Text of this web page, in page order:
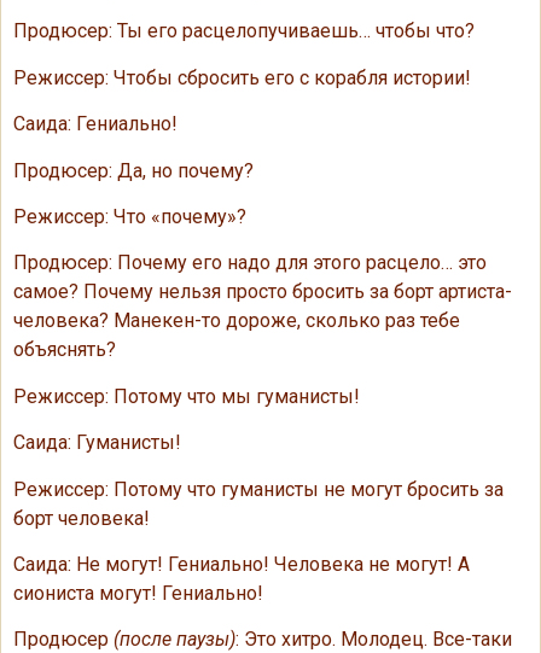
Продюсер: Ты его расцелопучиваешь… чтобы что?
Режиссер: Чтобы сбросить его с корабля истории!
Саида: Гениально!
Продюсер: Да, но почему?
Режиссер: Что «почему»?
Продюсер: Почему его надо для этого расцело… это
самое? Почему нельзя просто бросить за борт артиста-
человека? Манекен-то дороже, сколько раз тебе
объяснять?
Режиссер: Потому что мы гуманисты!
Саида: Гуманисты!
Режиссер: Потому что гуманисты не могут бросить за
борт человека!
Саида: Не могут! Гениально! Человека не могут! А
сиониста могут! Гениально!
Продюсер (после паузы): Это хитро. Молодец. Все-таки